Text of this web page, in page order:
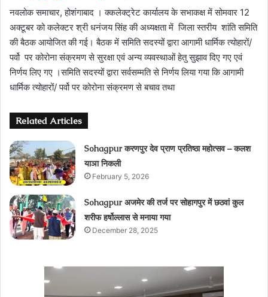
नवलोक समाचार, होशंगाबाद । क्कलेक्ट्रेट कार्यालय के सभाकक्ष में सोमवार 12
अक्टूबर को कलेक्टर श्री धनंजय सिंह की अध्यक्षता में जिला स्तरीय शांति समिति
की बैठक आयोजित की गई। बैठक में समिति सदस्यों द्वारा आगामी धार्मिक त्योहारों/
पर्वो पर कोरोना संक्रमण से सुरक्षा एवं अन्य व्यवस्थाओं हेतु सुझाव दिए गए एवं
निर्णय लिए गए ।समिति सदस्यों द्वारा सर्वसम्मति से निर्णय लिया गया कि आगामी
धार्मिक त्योहारों/ पर्वो पर कोरोना संक्रमण से बचाव तथा
Related Articles
Sohagpur करणपुर देव प्राण प्रतिष्‍ठा महोत्‍सव – कलश
याञा निकली
February 5, 2026
Sohagpur अजमेर की तर्ज पर सोहागपुर में छठवां कुल
शरीफ हर्षोल्लास से मनाया गया
December 28, 2025